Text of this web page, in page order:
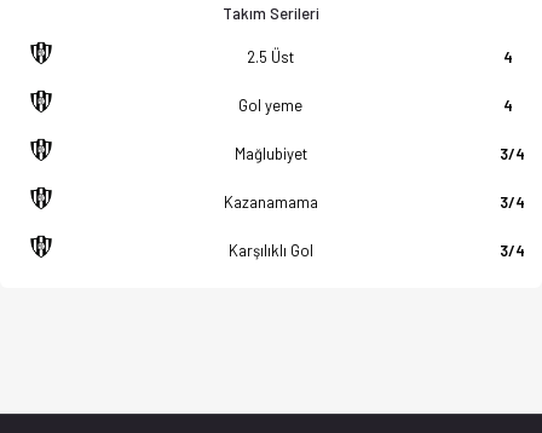
Takım Serileri
2.5 Üst 4
Gol yeme 4
Mağlubiyet 3/4
Kazanamama 3/4
Karşılıklı Gol 3/4